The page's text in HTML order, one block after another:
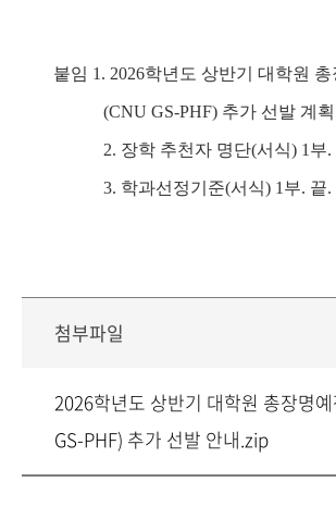
붙임 1. 2026학년도 상반기 대학원
(CNU GS-PHF) 추가 선발 계획
2. 장학 추천자 명단(서식) 1 부.
3. 학과선정기준(서식) 1 부. 끝.
첨부파일
2026학년도 상반기 대학원 총장명
GS-PHF) 추가 선발 안내.zip